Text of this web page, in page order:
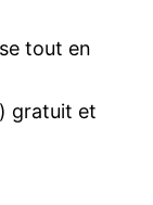
tout en
gratuit et